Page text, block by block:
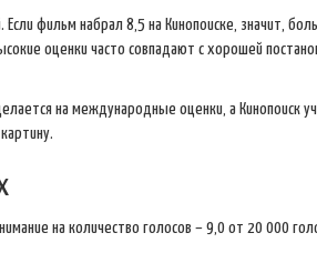
фильм набрал 8,5 на Кинопоиске, значит,
оценки часто совпадают с хорошей
на международные оценки, а Кинопоиск
на количество голосов – 9,0 от 20 000